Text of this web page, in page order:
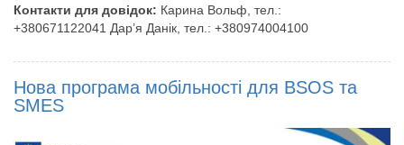
Контакти для довідок: Карина Вольф, тел.:
+380671122041 Дар’я Данік, тел.: +380974004100
Нова програма мобільності для BSOS та
SMES